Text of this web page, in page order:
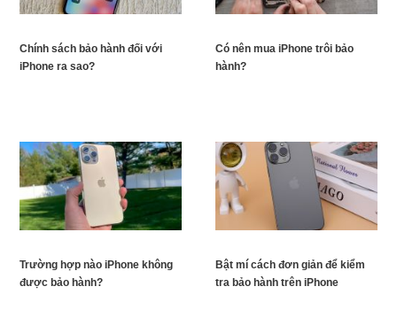
Chính sách bảo hành đối với
iPhone ra sao?
Có nên mua iPhone trôi bảo
hành?
Trường hợp nào iPhone không
được bảo hành?
Bật mí cách đơn giản để kiểm
tra bảo hành trên iPhone